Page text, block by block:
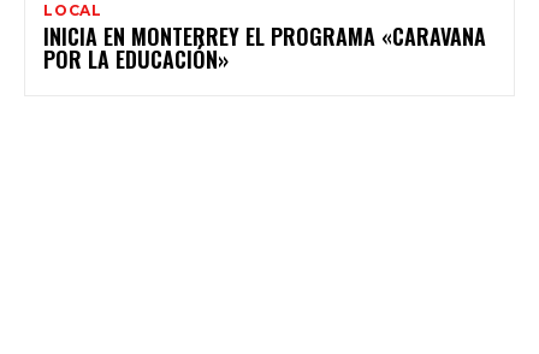
LOCAL
INICIA EN MONTERREY EL PROGRAMA «CARAVANA
POR LA EDUCACIÓN»